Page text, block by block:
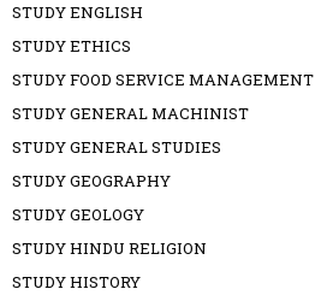
STUDY ENGLISH
STUDY ETHICS
STUDY FOOD SERVICE MANAGEMENT
STUDY GENERAL MACHINIST
STUDY GENERAL STUDIES
STUDY GEOGRAPHY
STUDY GEOLOGY
STUDY HINDU RELIGION
STUDY HISTORY